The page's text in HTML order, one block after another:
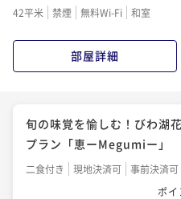
42平米 禁煙 無料Wi-Fi 和室
部屋詳細
旬の味覚を愉しむ！びわ湖
プラン「恵ーMegumiー」
二食付き 現地決済可 事前決済可
ポ